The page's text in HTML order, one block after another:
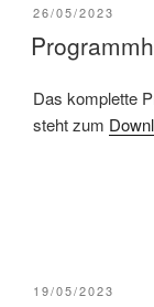
26/05/2023
Das komplette
steht zum
19/05/2023